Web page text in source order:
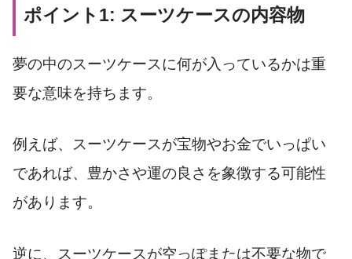
ポイント1: スーツケースの内容物
夢の中のスーツケースに何が入っているかは重
要な意味を持ちます。
例えば、スーツケースが宝物やお金でいっぱい
であれば、豊かさや運の良さを象徴する可能性
があります。
逆に、スーツケースが空っぽまたは不要な物で